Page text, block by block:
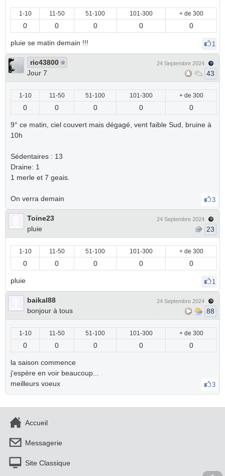
1-10 11-50 51-100 101-300 + de 300
0 0 0 0 0
pluie se matin demain !!! 1
ric43800
Jour 7
24 Septembre 2024
43
1-10 11-50 51-100 101-300 + de 300
0 0 0 0 0
9° ce matin, ciel couvert mais dégagé, vent faible Sud, bruine à
10h
Sédentaires : 13
Draine: 1
1 merle et 7 geais.
On verra demain 3
Toine23
pluie
24 Septembre 2024
23
1-10 11-50 51-100 101-300 + de 300
0 0 0 0 0
pluie 1
baikal88
bonjour à tous
24 Septembre 2024
88
1-10 11-50 51-100 101-300 + de 300
0 0 0 0 0
la saison commence
j'espère en voir beaucoup...
meilleurs voeux
3
Accueil
Messagerie
Site Classique